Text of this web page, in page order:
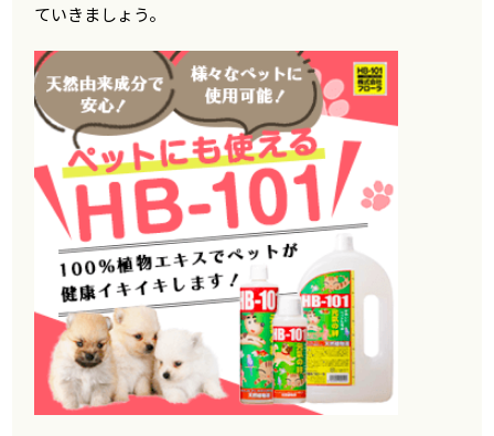
ていきましょう。